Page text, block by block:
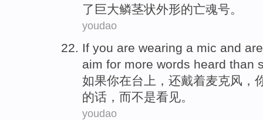
了 巨大鳞茎状外形的亡魂号。
youdao
If you are wearing a mic and are
aim for more words heard than
如果你在台上 ， 还戴着麦克风 ，
的话 ， 而不是看见。
youdao